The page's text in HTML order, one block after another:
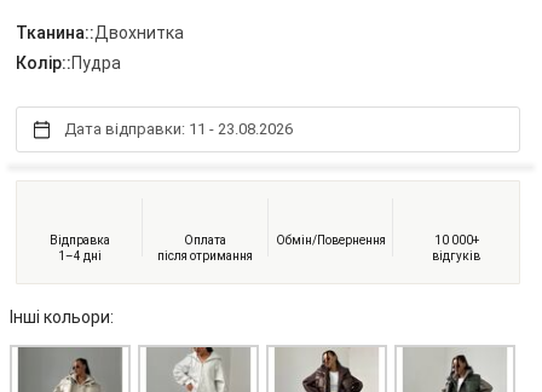
Тканина::Двохнитка
Колір::Пудра
Дата відправки: 11 - 23.08.2026
Відправка
1–4 дні
Оплата
після отримання
Обмін/Повернення
10 000+
відгуків
Інші кольори: